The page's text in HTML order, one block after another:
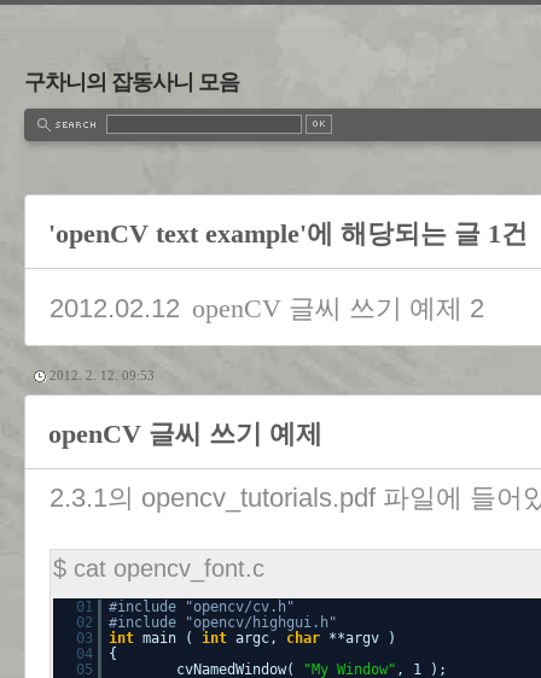
구차니의 잡동사니 모음
'openCV text example'에 해당되는 글 1건
2012.02.12 openCV 글씨 쓰기 예제 2
2012. 2. 12. 09:53
openCV 글씨 쓰기 예제
2.3.1의 opencv_tutorials.pdf 파일에 들어
$ cat opencv_font.c
01
#include "opencv/cv.h"
02
#include "opencv/highgui.h"
03
int main ( int argc, char **argv )
04
{
05
cvNamedWindow( "My Window" , 1 );